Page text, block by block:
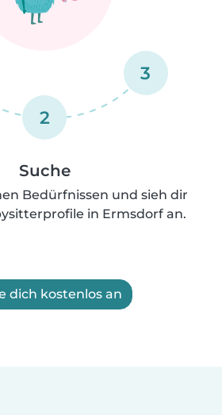
2
3
Suche
Bedürfnissen und sieh dir
in Ermsdorf an.
dich kostenlos an